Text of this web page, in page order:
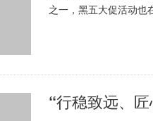
之一，黑五大促活动也
“行稳致远、